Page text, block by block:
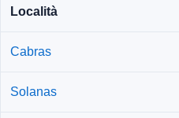
Località
Cabras
Solanas